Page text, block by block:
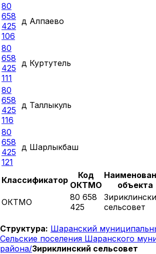
80
658
425
106
д Алпаево
80
658
425
111
д Куртутель
80
658
425
116
д Таллыкуль
80
658
425
121
д Шарлыкбаш
Классификатор
Код
ОКТМО
объекта
ОКТМО
80 658
425
сельсовет
Структура: Шаранский
Сельские поселения Шаранского
района/Зириклинский сельсовет